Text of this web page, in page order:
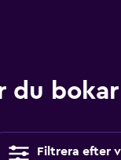
du
Filtrera efter